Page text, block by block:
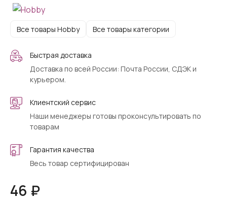
Все товары Hobby Все товары категории
Быстрая доставка
Доставка по всей России: Почта России, СДЭК и
курьером.
Клиентский сервис
Наши менеджеры готовы проконсультировать по
товарам
Гарантия качества
Весь товар сертифицирован
46 ₽